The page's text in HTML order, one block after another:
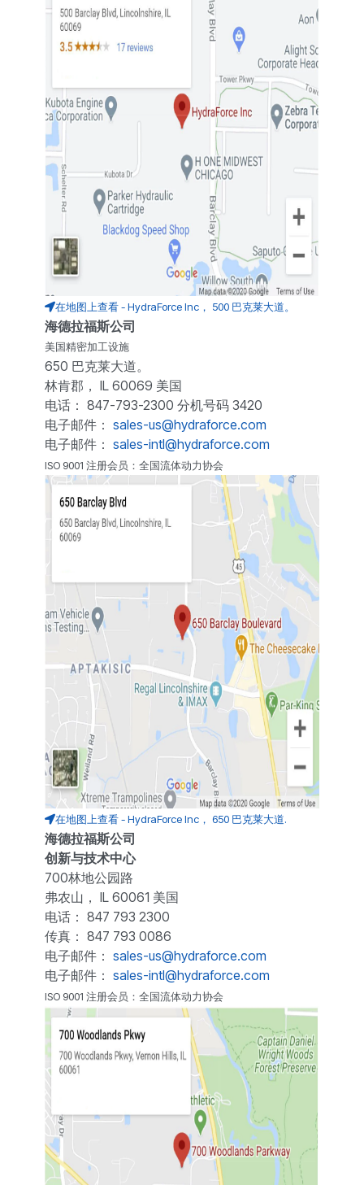
在地图上查看 - HydraForce Inc， 500 巴克莱大道。
海德拉福斯公司
美国精密加工设施
650 巴克莱大道。
林肯郡， IL 60069 美国
电话： 847-793-2300 分机号码 3420
电子邮件： sales-us@hydraforce.com
电子邮件： sales-intl@hydraforce.com
ISO 9001 注册会员：全国流体动力协会
在地图上查看 - HydraForce Inc， 650 巴克莱大道.
海德拉福斯公司
创新与技术中心
700林地公园路
弗农山， IL 60061 美国
电话： 847 793 2300
传真： 847 793 0086
电子邮件： sales-us@hydraforce.com
电子邮件： sales-intl@hydraforce.com
ISO 9001 注册会员：全国流体动力协会